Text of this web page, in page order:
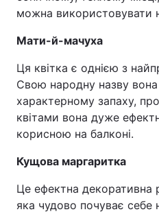
можна використовувати
Мати-й-мачуха
Ця квітка є однією з
Свою народну назву
характерному запаху,
квітами вона дуже
корисною на балконі.
Кущова маргаритка
Це ефектна декоративна
яка чудово почуває себе